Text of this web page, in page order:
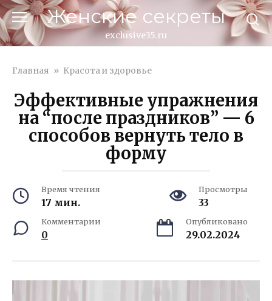
Перейти
к
контенту
Женские секреты
exclusive35.ru
Главная » Красота и здоровье
Эффективные упражнения
на “после праздников” — 6
способов вернуть тело в
форму
Время чтения
17 мин.
Просмотры
33
Комментарии
0
Опубликовано
29.02.2024